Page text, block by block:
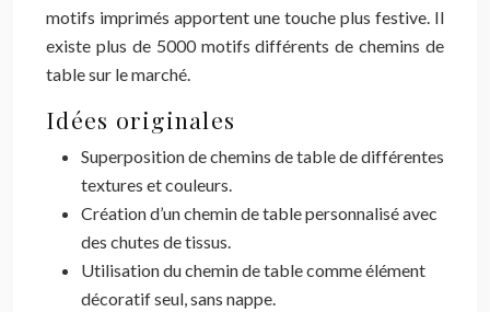
motifs imprimés apportent une touche plus festive. Il
existe plus de 5000 motifs différents de chemins de
table sur le marché.
Idées originales
Superposition de chemins de table de différentes
textures et couleurs.
Création d’un chemin de table personnalisé avec
des chutes de tissus.
Utilisation du chemin de table comme élément
décoratif seul, sans nappe.